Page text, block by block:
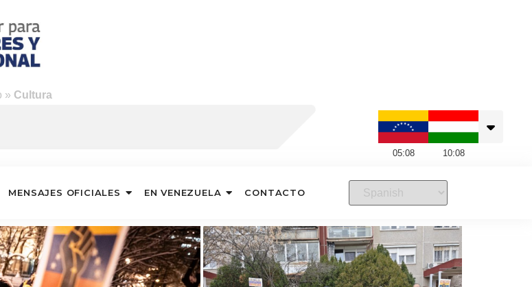
» Cultura
05:08 10:08
MENSAJES OFICIALES EN VENEZUELA CONTACTO